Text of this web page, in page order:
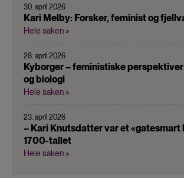
30. april 2026
Kari Melby: Forsker, feminist og
Hele saken »
28. april 2026
Kyborger – feministiske
og biologi
Hele saken »
23. april 2026
– Kari Knutsdatter var et «gatesmart
1700-tallet
Hele saken »